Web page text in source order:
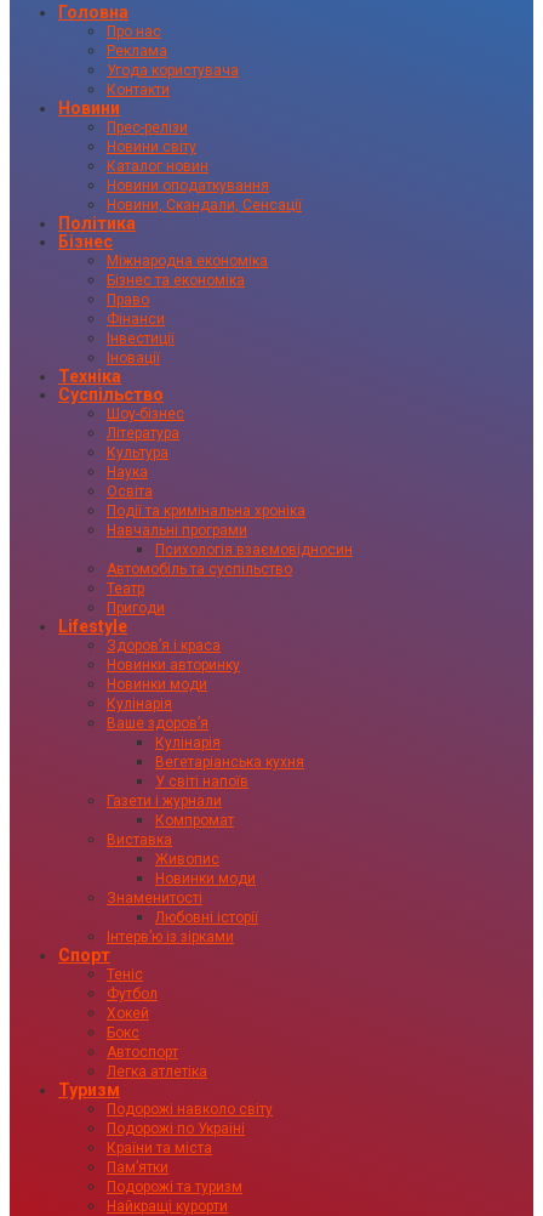
Головна
Про нас
Реклама
Угода користувача
Контакти
Новини
Прес-релізи
Новини світу
Каталог новин
Новини оподаткування
Новини, Скандали, Сенсації
Політика
Бізнес
Міжнародна економіка
Бізнес та економіка
Право
Фінанси
Інвестиції
Іновації
Техніка
Суспільство
Шоу-бізнес
Література
Культура
Наука
Освіта
Події та кримінальна хроніка
Навчальні програми
Психологія взаємовідносин
Автомобіль та суспільство
Театр
Пригоди
Lifestyle
Здоровʼя і краса
Новинки авторинку
Новинки моди
Кулінарія
Ваше здоровʼя
Кулінарія
Вегетаріанська кухня
У світі напоїв
Газети і журнали
Компромат
Виставка
Живопис
Новинки моди
Знаменитості
Любовні історії
Інтервʼю із зірками
Спорт
Теніс
Футбол
Хокей
Бокс
Автоспорт
Легка атлетіка
Туризм
Подорожі навколо світу
Подорожі по Україні
Країни та міста
Пам’ятки
Подорожі та туризм
Найкращі курорти